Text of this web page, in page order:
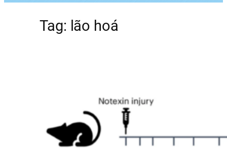
Tag: lão hoá